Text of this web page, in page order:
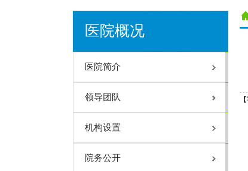
医院概况
医院简介
领导团队
机构设置
院务公开
医院概况
医院简介
医院执业许可证
我院领导班子
机构设置
建设项目竣工环境保护验收监测报告
溧阳市人民医院手术目录（2025
医院执业许可证